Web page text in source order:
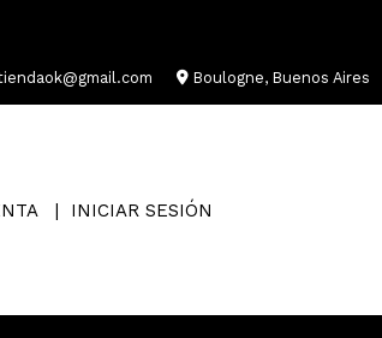
Boulogne, Buenos Aires
INICIAR SESIÓN